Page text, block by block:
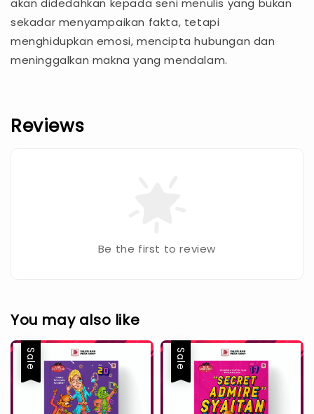
akan didedahkan kepada seni menulis yang bukan
sekadar menyampaikan fakta, tetapi
menghidupkan emosi, mencipta hubungan dan
meninggalkan makna yang mendalam.
Reviews
Be the first to review
You may also like
Sale Sale